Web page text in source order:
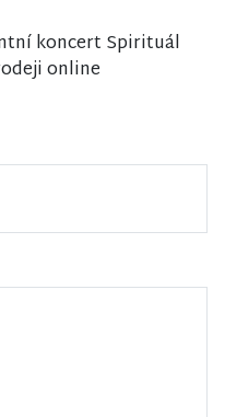
koncert Spirituál
online